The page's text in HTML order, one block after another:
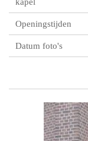
Openingstijden
Datum foto's